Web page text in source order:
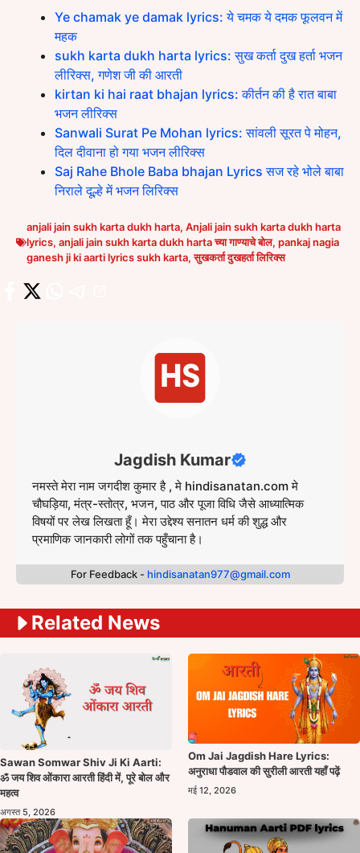
Ye chamak ye damak lyrics: ये चमक ये दमक फूलवन में
महक
sukh karta dukh harta lyrics: सुख कर्ता दुख हर्ता भजन
लीरिक्स, गणेश जी की आरती
kirtan ki hai raat bhajan lyrics: कीर्तन की है रात बाबा
भजन लीरिक्स
Sanwali Surat Pe Mohan lyrics: सांवली सूरत पे मोहन,
दिल दीवाना हो गया भजन लीरिक्स
Saj Rahe Bhole Baba bhajan Lyrics सज रहे भोले बाबा
निराले दूल्हे में भजन लिरिक्स
anjali jain sukh karta dukh harta, Anjali jain sukh karta dukh harta
lyrics, anjali jain sukh karta dukh harta च्या गाण्याचे बोल, pankaj nagia
ganesh ji ki aarti lyrics sukh karta,सुखकर्ता दुखहर्ता लिरिक्स
Jagdish Kumar
नमस्ते मेरा नाम जगदीश कुमार है , मे hindisanatan.com मे
चौघड़िया, मंत्र-स्तोत्र, भजन, पाठ और पूजा विधि जैसे आध्यात्मिक
विषयों पर लेख लिखता हूँ। मेरा उद्देश्य सनातन धर्म की शुद्ध और
प्रमाणिक जानकारी लोगों तक पहुँचाना है।
For Feedback - hindisanatan977@gmail.com
Related News
Sawan Somwar Shiv Ji Ki Aarti:
ॐ जय शिव ओंकारा आरती हिंदी में, पूरे बोल और
महत्व
अगस्त 5, 2026
Om Jai Jagdish Hare Lyrics:
अनुराधा पौडवाल की सुरीली आरती यहाँ पढ़ें
मई 12, 2026